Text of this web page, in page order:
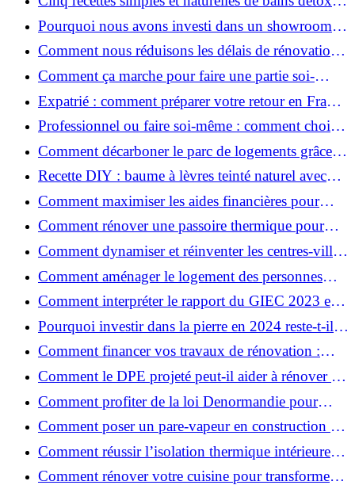
maison
Pourquoi nous avons investi dans un showroom-
atelier et ce que cela apporte aux clients
Comment nous réduisons les délais de rénovation à
3 mois au lieu de 6?
Comment ça marche pour faire une partie soi-
même et nous confier le reste ?
Expatrié : comment préparer votre retour en France
et rénover votre bien à distance ?
Professionnel ou faire soi-même : comment choisir
pour votre rénovation ?
Comment décarboner le parc de logements grâce à
la rénovation énergétique ?
Recette DIY : baume à lèvres teinté naturel avec
SPF
Comment maximiser les aides financières pour
votre rénovation ?
Comment rénover une passoire thermique pour
une maison durable ?
Comment dynamiser et réinventer les centres-villes
avec Action Cœur de Ville ?
Comment aménager le logement des personnes
âgées et obtenir des aides financières ?
Comment interpréter le rapport du GIEC 2023 et
en retenir l'essentiel ?
Pourquoi investir dans la pierre en 2024 reste-t-il
un choix sûr ?
Comment financer vos travaux de rénovation :
aides, prêts et solutions pratiques ?
Comment le DPE projeté peut-il aider à rénover et
valoriser votre bien ?
Comment profiter de la loi Denormandie pour
investir dans l'ancien et défiscaliser ?
Comment poser un pare-vapeur en construction et
rénovation : rôle et erreurs à éviter?
Comment réussir l’isolation thermique intérieure
pour une maison économe en énergie ?
Comment rénover votre cuisine pour transformer